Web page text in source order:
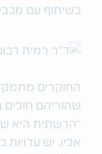
בשיתוף עם
שהוריהם
"הרשתית היא
אליו. יש